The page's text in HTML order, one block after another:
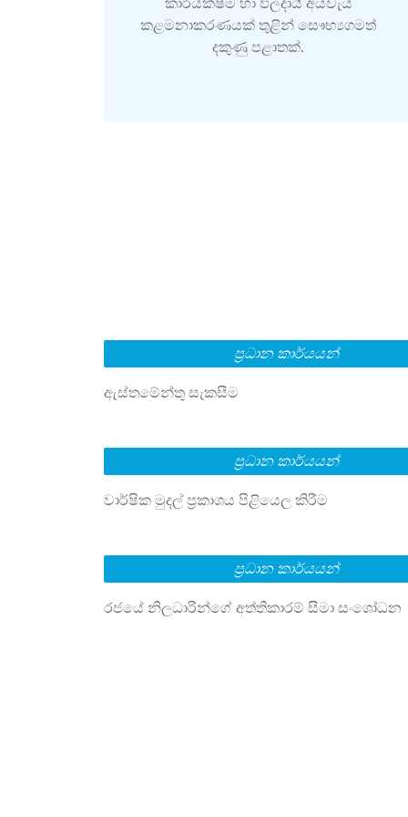
කළමනාකරණයක් තුළින් සෞභ්‍යගමත්
දකුණු පළාතක්.
ප්‍රධාන කාර්යයන්
ඇස්තමේන්තු සැකසීම
ප්‍රධාන කාර්යයන්
වාර්ෂික මුදල් ප්‍රකාශය පිළියෙල කිරීම
ප්‍රධාන කාර්යයන්
රජයේ නිලධාරින්ගේ අත්තිකාරම් සීමා සංශෝධන